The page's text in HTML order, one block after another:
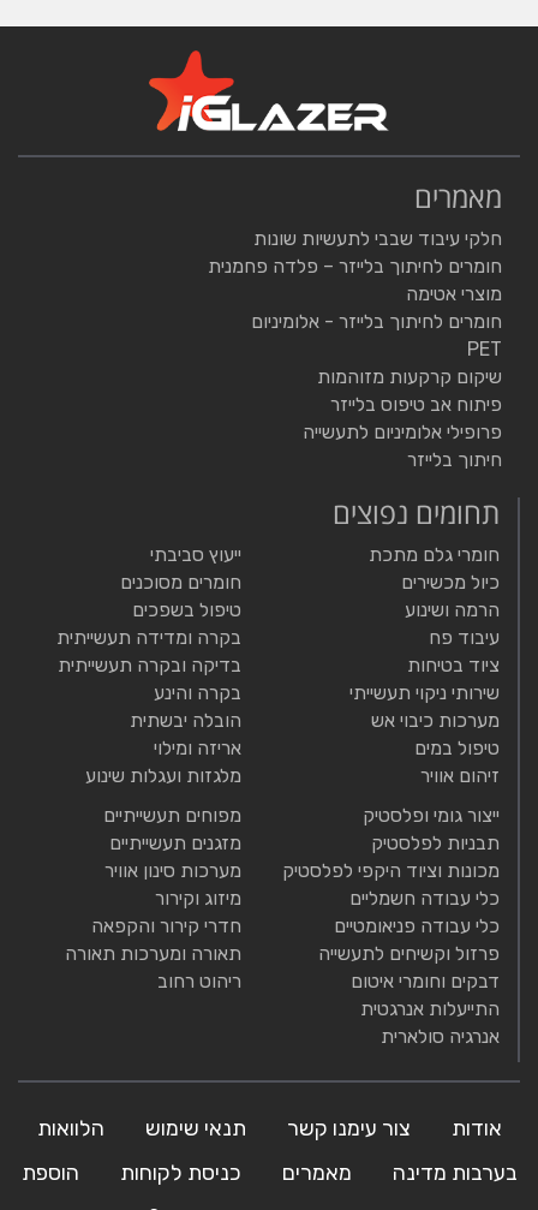
מאמרים
חלקי עיבוד שבבי לתעשיות שונות
חומרים לחיתוך בלייזר – פלדה פחמנית
מוצרי אטימה
חומרים לחיתוך בלייזר - אלומיניום
PET
שיקום קרקעות מזוהמות
פיתוח אב טיפוס בלייזר
פרופילי אלומיניום לתעשייה
חיתוך בלייזר
תחומים נפוצים
חומרי גלם מתכת
כיול מכשירים
הרמה ושינוע
עיבוד פח
ציוד בטיחות
שירותי ניקוי תעשייתי
מערכות כיבוי אש
טיפול במים
זיהום אוויר
ייעוץ סביבתי
חומרים מסוכנים
טיפול בשפכים
בקרה ומדידה תעשייתית
בדיקה ובקרה תעשייתית
בקרה והינע
הובלה יבשתית
אריזה ומילוי
מלגזות ועגלות שינוע
ייצור גומי ופלסטיק
תבניות לפלסטיק
מכונות וציוד היקפי לפלסטיק
כלי עבודה חשמליים
כלי עבודה פניאומטיים
פרזול וקשיחים לתעשייה
דבקים וחומרי איטום
התייעלות אנרגטית
אנרגיה סולארית
מפוחים תעשייתיים
מזגנים תעשייתיים
מערכות סינון אוויר
מיזוג וקירור
חדרי קירור והקפאה
תאורה ומערכות תאורה
ריהוט רחוב
אודות צור עימנו קשר תנאי שימוש
הלוואות
בערבות מדינה
מאמרים כניסת לקוחות
הוספת